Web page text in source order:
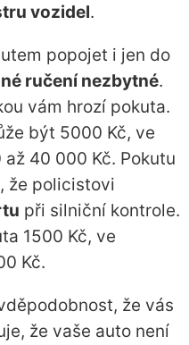
vozidel.
popojet i jen do
ručení nezbytné.
vám hrozí pokuta.
být 5000 Kč, ve
40 000 Kč. Pokutu
že policistovi
při silniční kontrole.
1500 Kč, ve
Kč.
že vás
že vaše auto není